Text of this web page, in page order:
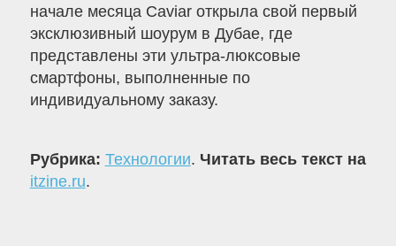
начале месяца Caviar открыла свой первый
эксклюзивный шоурум в Дубае, где
представлены эти ультра-люксовые
смартфоны, выполненные по
индивидуальному заказу.
Рубрика: Технологии. Читать весь текст на
itzine.ru.